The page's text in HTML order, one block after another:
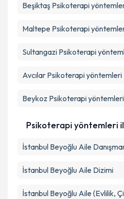
Beşiktaş Psikoterapi
Maltepe Psikoterapi
Sultangazi Psikoterapi
Avcılar Psikoterapi yöntemleri
Beykoz Psikoterapi yöntemleri
Psikoterapi yöntemleri
İstanbul Beyoğlu Aile
İstanbul Beyoğlu Aile Dizimi
İstanbul Beyoğlu Aile (Evlilik,